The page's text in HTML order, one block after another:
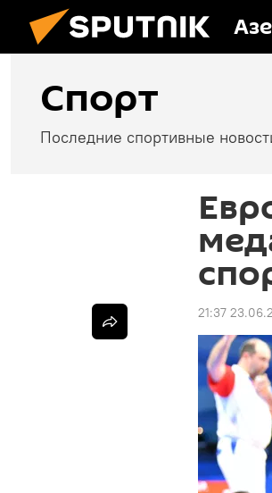
Спорт
Последние спортивные
21:37